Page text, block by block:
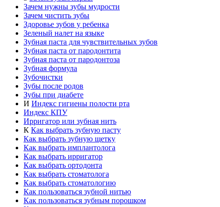
Зачем нужны зубы мудрости
Зачем чистить зубы
Здоровье зубов у ребенка
Зеленый налет на языке
Зубная паста для чувствительных зубов
Зубная паста от пародонтита
Зубная паста от пародонтоза
Зубная формула
Зубочистки
Зубы после родов
Зубы при диабете
И Индекс гигиены полости рта
Индекс КПУ
Ирригатор или зубная нить
К Как выбрать зубную пасту
Как выбрать зубную щетку
Как выбрать имплантолога
Как выбрать ирригатор
Как выбрать ортодонта
Как выбрать стоматолога
Как выбрать стоматологию
Как пользоваться зубной нитью
Как пользоваться зубным порошком